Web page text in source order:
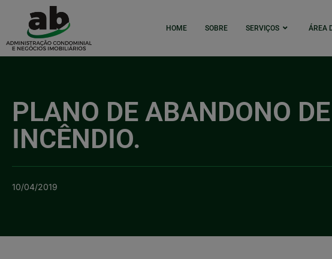
HOME SOBRE SERVIÇOS ÁREA
PLANO DE ABANDONO
INCÊNDIO.
10/04/2019